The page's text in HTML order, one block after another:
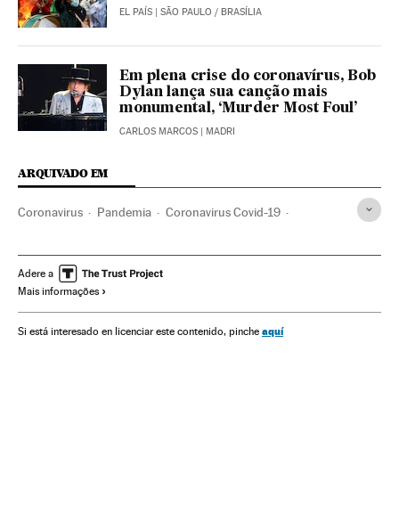
EL PAÍS | SÃO PAULO / BRASÍLIA
Em plena crise do coronavírus, Bob
Dylan lança sua canção mais
monumental, ‘Murder Most Foul’
CARLOS MARCOS | MADRI
ARQUIVADO EM
Coronavirus Pandemia Coronavirus Covid-19
União Europeia Política
Adere a
Mais informações
Si está interesado en licenciar este contenido, pinche aquí